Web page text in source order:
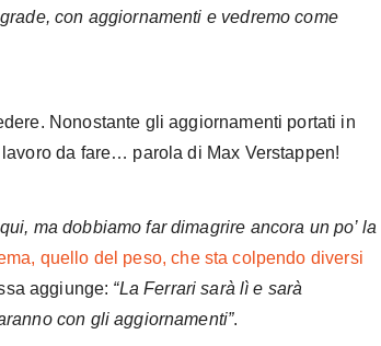
con aggiornamenti e vedremo come
Nonostante gli aggiornamenti portati in
da fare… parola di Max Verstappen!
ma dobbiamo far dimagrire ancora un po’ la
quello del peso, che sta colpendo diversi
aggiunge: “La Ferrari sarà lì e sarà
con gli aggiornamenti”.